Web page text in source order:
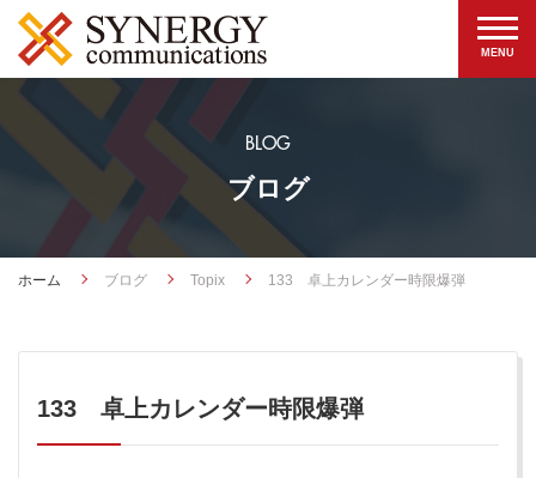
BLOG
ブログ
ホーム ブログ Topix 133 卓上カレンダー時限爆弾
133 卓上カレンダー時限爆弾